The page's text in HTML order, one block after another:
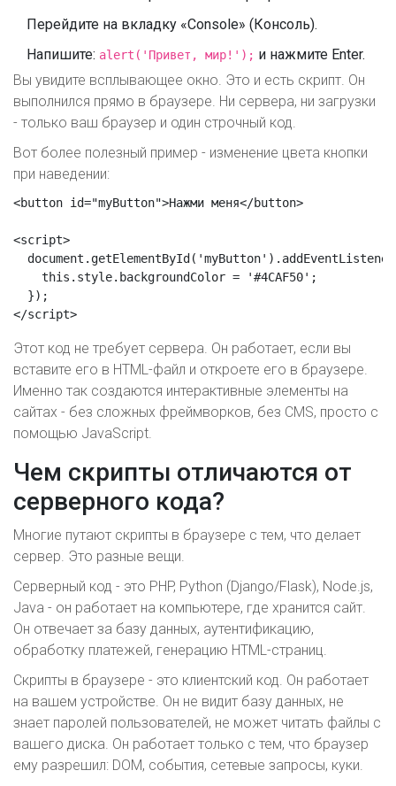
Перейдите на вкладку «Console» (Консоль).
Напишите: alert('Привет, мир!'); и нажмите Enter.
Вы увидите всплывающее окно. Это и есть скрипт. Он
выполнился прямо в браузере. Ни сервера, ни загрузки
- только ваш браузер и один строчный код.
Вот более полезный пример - изменение цвета кнопки
при наведении:
<button id="myButton">Нажми меня</button>
<script>
    this.style.backgroundColor = '#4CAF50';
  });
</script>
Этот код не требует сервера. Он работает, если вы
вставите его в HTML-файл и откроете его в браузере.
Именно так создаются интерактивные элементы на
сайтах - без сложных фреймворков, без CMS, просто с
помощью JavaScript.
Чем скрипты отличаются от
серверного кода?
Многие путают скрипты в браузере с тем, что делает
сервер. Это разные вещи.
Серверный код - это PHP, Python (Django/Flask), Node.js,
Java - он работает на компьютере, где хранится сайт.
Он отвечает за базу данных, аутентификацию,
обработку платежей, генерацию HTML-страниц.
Скрипты в браузере - это клиентский код. Он работает
на вашем устройстве. Он не видит базу данных, не
знает паролей пользователей, не может читать файлы с
вашего диска. Он работает только с тем, что браузер
ему разрешил: DOM, события, сетевые запросы, куки.